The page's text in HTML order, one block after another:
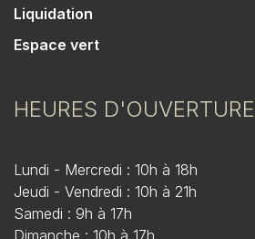
Liquidation
Espace vert
HEURES D'OUVERTURE
Lundi - Mercredi : 10h à 18h
Jeudi - Vendredi : 10h à 21h
Samedi : 9h à 17h
Dimanche : 10h à 17h